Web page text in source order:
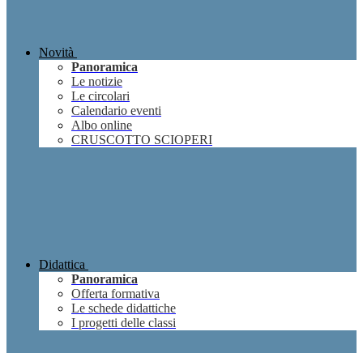
Novità
Panoramica
Le notizie
Le circolari
Calendario eventi
Albo online
CRUSCOTTO SCIOPERI
Didattica
Panoramica
Offerta formativa
Le schede didattiche
I progetti delle classi